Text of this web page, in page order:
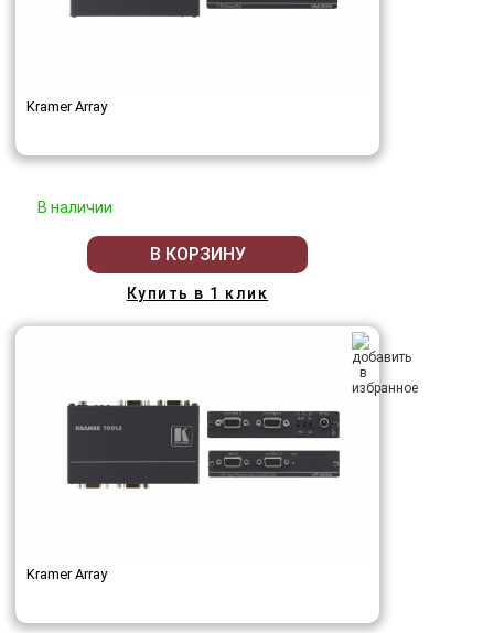
Kramer Array
В наличии
В КОРЗИНУ
Купить в 1 клик
Kramer Array